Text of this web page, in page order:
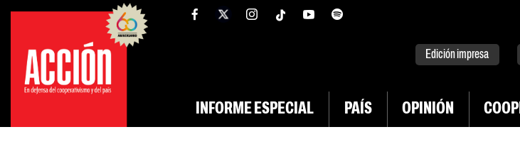
Saltar
contenido
facebooktwitterinstagram
Edición impresa
INFORME ESPECIAL PAÍS OPINIÓN